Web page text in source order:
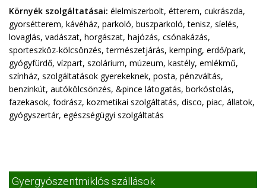
Környék szolgáltatásai: élelmiszerbolt, étterem, cukrászda,
gyorsétterem, kávéház, parkoló, buszparkoló, tenisz, síelés,
lovaglás, vadászat, horgászat, hajózás, csónakázás,
sporteszköz-kölcsönzés, természetjárás, kemping, erdő/park,
gyógyfürdő, vízpart, szolárium, múzeum, kastély, emlékmű,
színház, szolgáltatások gyerekeknek, posta, pénzváltás,
benzinkút, autókölcsönzés, &pince látogatás, borkóstolás,
fazekasok, fodrász, kozmetikai szolgáltatás, disco, piac, állatok,
gyógyszertár, egészségügyi szolgáltatás
Gyergyószentmiklós szállások